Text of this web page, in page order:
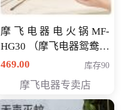
摩飞电器电火锅MF-
HG30 （摩飞电器鸳鸯锅
MF-HG30 ） 会员专享价
469.00 库存90
摩飞电器专卖店